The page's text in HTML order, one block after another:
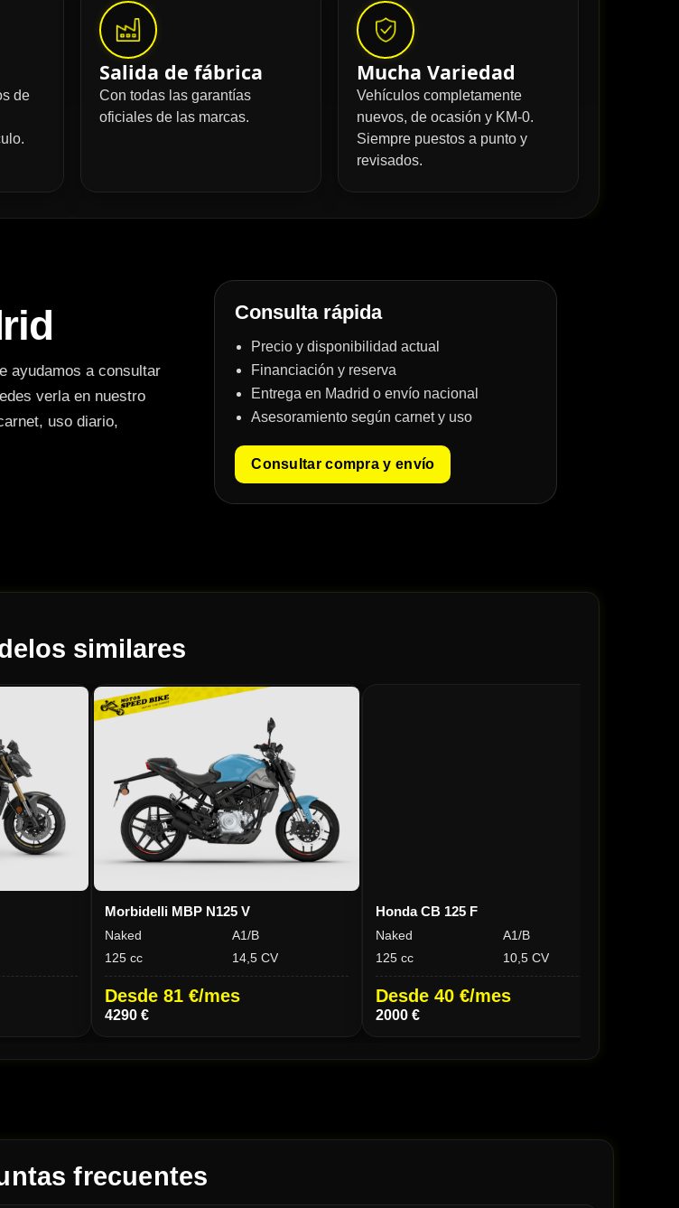
de
Salida de fábrica
Con todas las garantías
oficiales de las marcas.
Mucha Variedad
Vehículos completamente
nuevos, de ocasión y KM-0.
Siempre puestos a punto y
revisados.
ayudamos a consultar
verla en nuestro
uso diario,
Consulta rápida
Precio y disponibilidad actual
Financiación y reserva
Entrega en Madrid o envío nacional
Asesoramiento según carnet y uso
Consultar compra y envío
similares
Morbidelli MBP N125 V
Naked
A1/B
125 cc
14,5 CV
Desde 81 €/mes
4290 €
Honda CB 125 F
Naked
A1/B
125 cc
10,5 CV
Desde 40 €/mes
2000 €
frecuentes